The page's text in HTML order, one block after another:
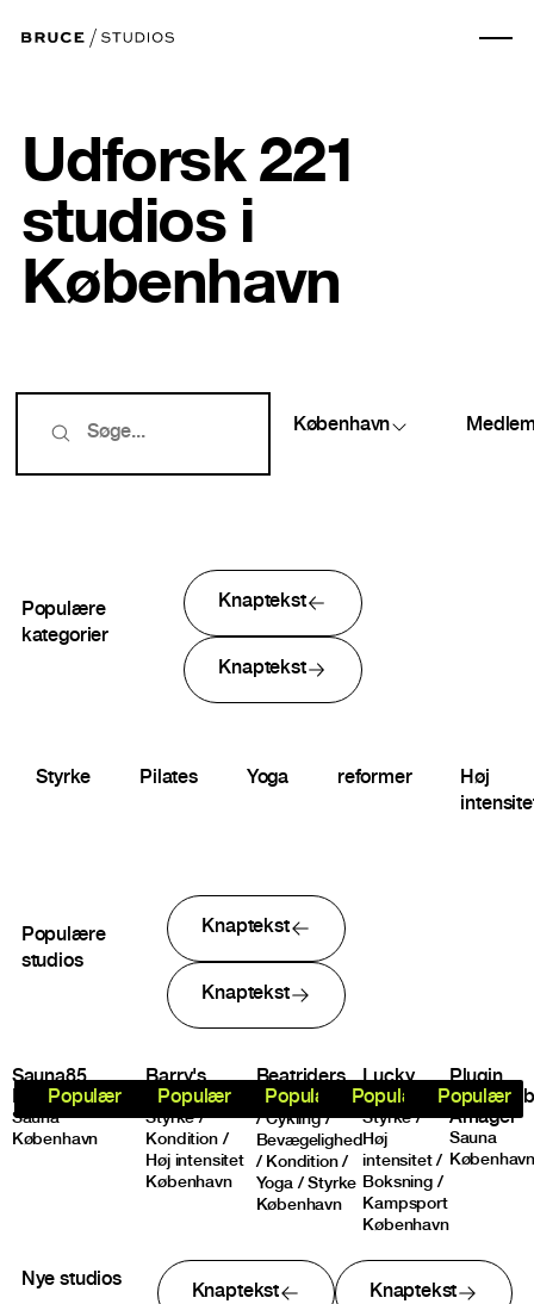
Udforsk 221
studios i
København
København
Populære
kategorier
Knaptekst
Knaptekst
Styrke Pilates Yoga reformer
Høj
Populære
studios
Knaptekst
Knaptekst
Populær
Sauna85
Rentemestervej
Sauna
København
Populær
Barry's
Copenhagen
Styrke /
Kondition /
Høj intensitet
København
Populær
Beatriders
Høj intensitet
/ Cykling /
Bevægelighed
/ Kondition /
Yoga / Styrke
København
Populær
Lucky
Punch
Styrke /
Høj
intensitet /
Boksning /
Kampsport
København
Populær
Plugin
Heat
Amager
Sauna
Nye studios
Knaptekst Knaptekst